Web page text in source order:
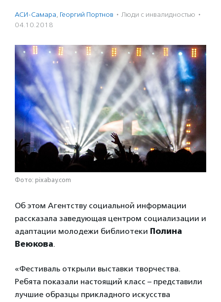
АСИ-Самара, Георгий Портнов · Люди с инвалидностью ·
04.10.2018
Фото: pixabay.com
Об этом Агентству социальной информации
рассказала заведующая центром социализации и
адаптации молодежи библиотеки Полина
Веюкова.
«Фестиваль открыли выставки творчества.
Ребята показали настоящий класс – представили
лучшие образцы прикладного искусства